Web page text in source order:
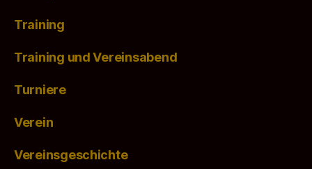
Training
Training und Vereinsabend
Turniere
Verein
Vereinsgeschichte